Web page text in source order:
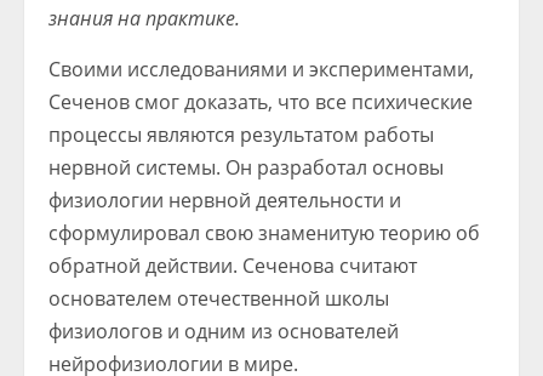
знания на практике.
Своими исследованиями и экспериментами,
Сеченов смог доказать, что все психические
процессы являются результатом работы
нервной системы. Он разработал основы
физиологии нервной деятельности и
сформулировал свою знаменитую теорию об
обратной действии. Сеченова считают
основателем отечественной школы
физиологов и одним из основателей
нейрофизиологии в мире.